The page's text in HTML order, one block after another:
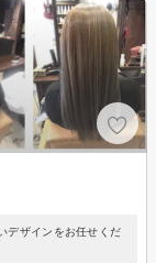
デザインをお任せくだ